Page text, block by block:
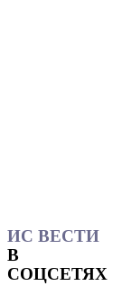
ИС ВЕСТИ
В
СОЦСЕТЯХ